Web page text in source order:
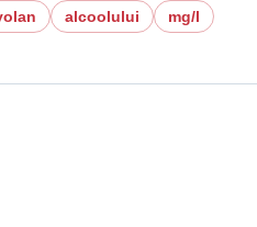
alcoolului
mg/l